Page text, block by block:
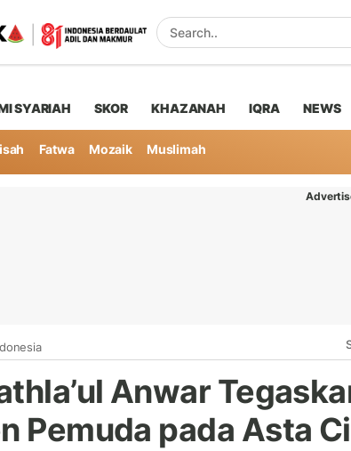
SYARIAH SKOR KHAZANAH IQRA NEWS
Fatwa Mozaik Muslimah
Anwar
Pemuda pada Asta